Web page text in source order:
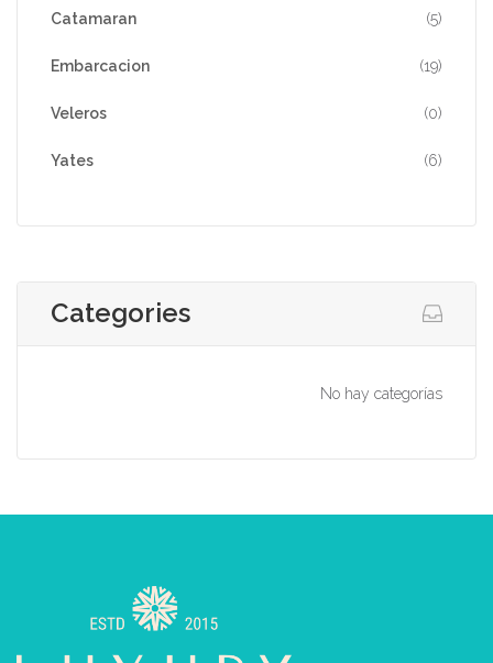
Catamaran (5)
Embarcacion (19)
Veleros (0)
Yates (6)
Categories
No hay categorías